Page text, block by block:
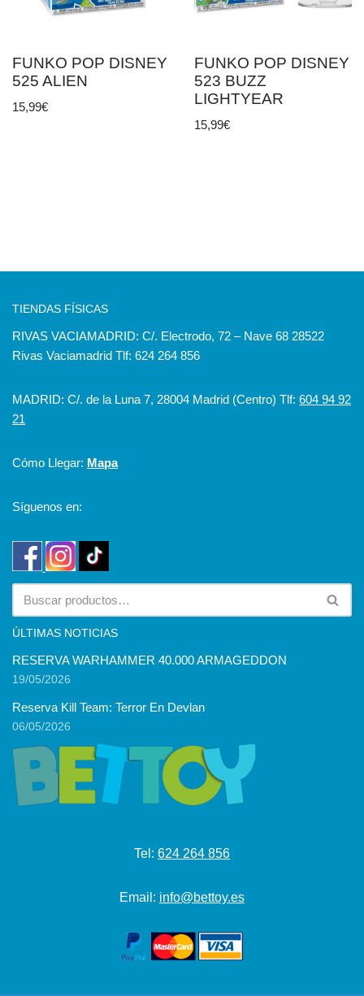
FUNKO POP DISNEY
525 ALIEN
15,99€
FUNKO POP DISNEY
523 BUZZ
LIGHTYEAR
15,99€
TIENDAS FÍSICAS
RIVAS VACIAMADRID: C/. Electrodo, 72 – Nave 68 28522
Rivas Vaciamadrid Tlf: 624 264 856
MADRID: C/. de la Luna 7, 28004 Madrid (Centro) Tlf: 604 94 92
21
Cómo Llegar: Mapa
Síguenos en:
ÚLTIMAS NOTICIAS
RESERVA WARHAMMER 40.000 ARMAGEDDON
19/05/2026
Reserva Kill Team: Terror En Devlan
06/05/2026
Tel: 624 264 856
Email: info@bettoy.es